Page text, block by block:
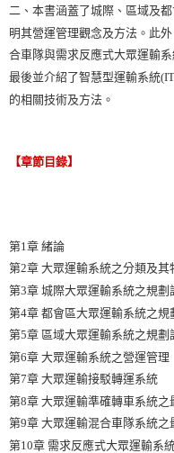
二、本書涵蓋了城際、區域及
明其營運管理觀念及方法。此
合車隊與需求反應式大眾運輸
最後並介紹了智慧型運輸系統
的相關技術及方法。
【章節目錄】
第1章 緒論
第2章 大眾運輸系統之分類及其
第3章 城際大眾運輸系統之規劃
第4章 都會區大眾運輸系統之規
第5章 區域大眾運輸系統之規劃
第6章 大眾運輸系統之營運管理
第7章 大眾運輸接駁轉運系統
第8章 大眾運輸準確轉車系統之
第9章 大眾運輸混合車隊系統之
第10章 需求反應式大眾運輸系